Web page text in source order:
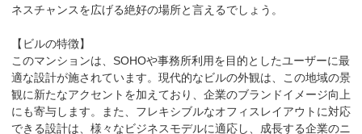
ネスチャンスを広げる絶好の場所と言えるでしょう。
【ビルの特徴】
このマンションは、SOHOや事務所利用を目的としたユーザーに最
適な設計が施されています。現代的なビルの外観は、この地域の景
観に新たなアクセントを加えており、企業のブランドイメージ向上
にも寄与します。また、フレキシブルなオフィスレイアウトに対応
できる設計は、様々なビジネスモデルに適応し、成長する企業のニ